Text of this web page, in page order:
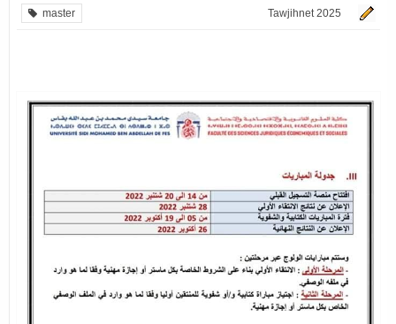
Tawjihnet 2025
master